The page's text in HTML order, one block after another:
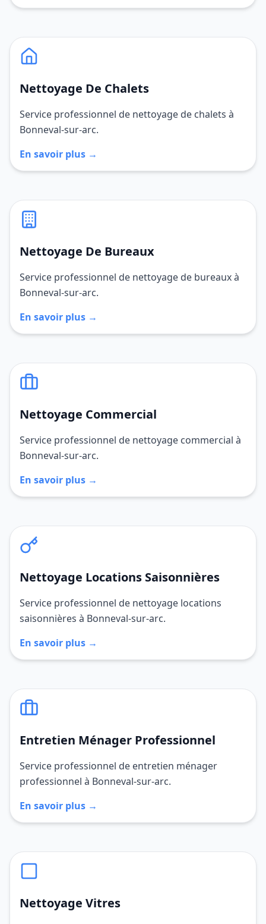
Nettoyage De Chalets
Service professionnel de nettoyage de chalets à
Bonneval-sur-arc.
En savoir plus →
Nettoyage De Bureaux
Service professionnel de nettoyage de bureaux à
Bonneval-sur-arc.
En savoir plus →
Nettoyage Commercial
Service professionnel de nettoyage commercial à
Bonneval-sur-arc.
En savoir plus →
Nettoyage Locations Saisonnières
Service professionnel de nettoyage locations
saisonnières à Bonneval-sur-arc.
En savoir plus →
Entretien Ménager Professionnel
Service professionnel de entretien ménager
professionnel à Bonneval-sur-arc.
En savoir plus →
Nettoyage Vitres